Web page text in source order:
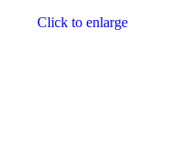
Click to enlarge